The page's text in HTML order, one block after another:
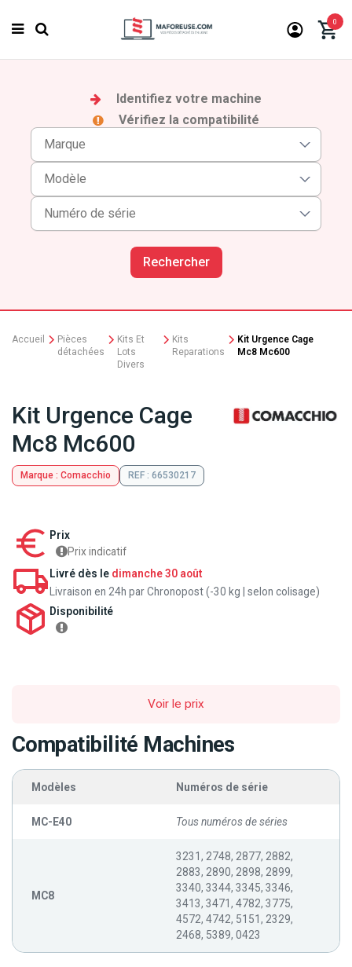
0
Identifiez votre machine
Vérifiez la compatibilité
Rechercher
Accueil
Pièces
détachées
Kits Et
Lots
Divers
Kits
Reparations
Kit Urgence Cage
Mc8 Mc600
Kit Urgence Cage
Mc8 Mc600
Marque : Comacchio REF : 66530217
Prix
Prix indicatif
Livré dès le dimanche 30 août
Livraison en 24h par Chronopost (-30 kg | selon colisage)
Disponibilité
Voir le prix
Compatibilité Machines
Modèles Numéros de série
MC-E40 Tous numéros de séries
MC8
3231, 2748, 2877, 2882,
2883, 2890, 2898, 2899,
3340, 3344, 3345, 3346,
3413, 3471, 4782, 3775,
4572, 4742, 5151, 2329,
2468, 5389, 0423